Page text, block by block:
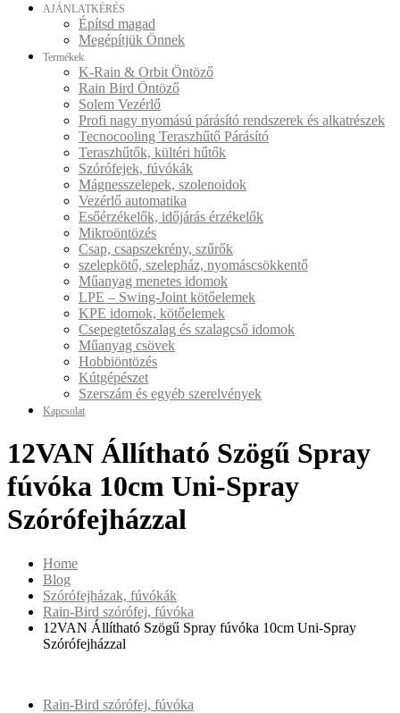
AJÁNLATKÉRÉS
Építsd magad
Megépítjük Önnek
Termékek
K-Rain & Orbit Öntöző
Rain Bird Öntöző
Solem Vezérlő
Profi nagy nyomású párásító rendszerek és alkatrészek
Tecnocooling Teraszhűtő Párásító
Teraszhűtők, kültéri hűtők
Szórófejek, fúvókák
Mágnesszelepek, szolenoidok
Vezérlő automatika
Esőérzékelők, időjárás érzékelők
Mikroöntözés
Csap, csapszekrény, szűrők
szelepkötő, szelepház, nyomáscsökkentő
Műanyag menetes idomok
LPE – Swing-Joint kötőelemek
KPE idomok, kötőelemek
Csepegtetőszalag és szalagcső idomok
Műanyag csövek
Hobbiöntözés
Kútgépészet
Szerszám és egyéb szerelvények
Kapcsolat
12VAN Állítható Szögű Spray
fúvóka 10cm Uni-Spray
Szórófejházzal
Home
Blog
Szórófejházak, fúvókák
Rain-Bird szórófej, fúvóka
12VAN Állítható Szögű Spray fúvóka 10cm Uni-Spray
Szórófejházzal
Rain-Bird szórófej, fúvóka